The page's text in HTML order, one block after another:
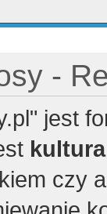
-
jest
czy